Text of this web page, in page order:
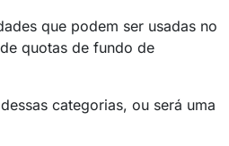
que podem ser usadas no
quotas de fundo de
categorias, ou será uma